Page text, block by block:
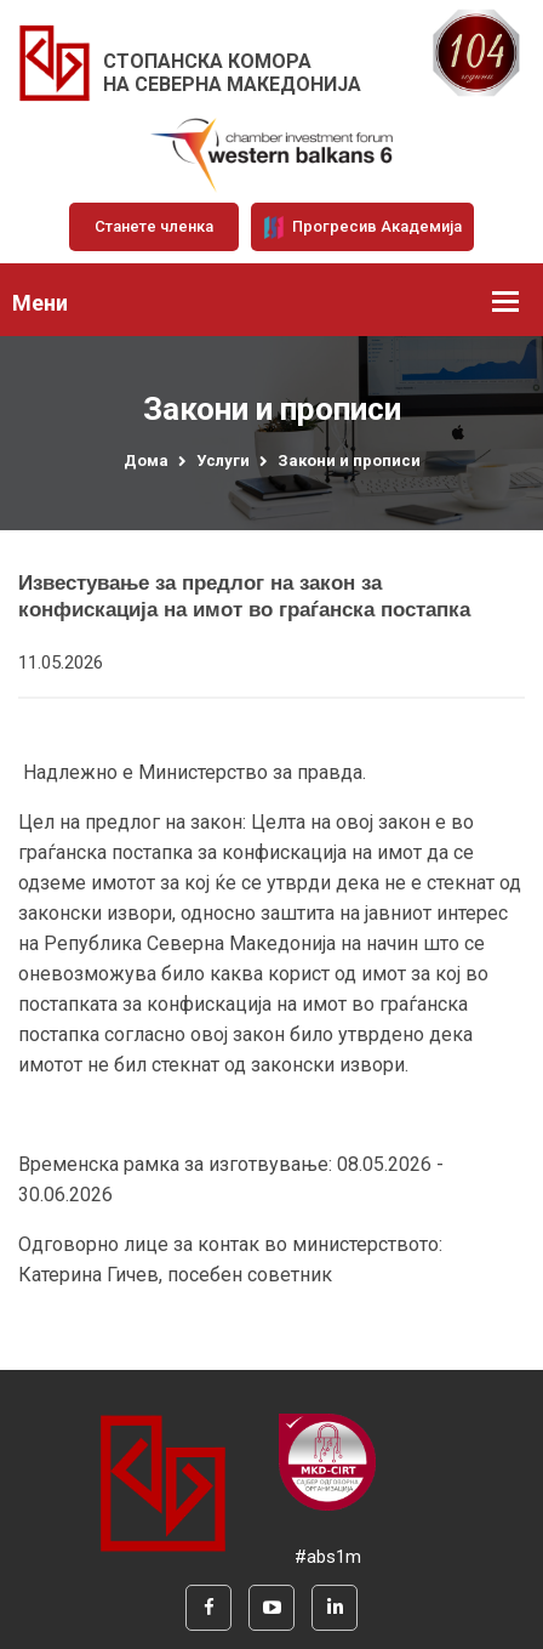
СТОПАНСКА КОМОРА
НА СЕВЕРНА МАКЕДОНИЈА
Станете членка Прогресив Академија
Мени
Закони и прописи
Дома Услуги Закони и прописи
Известување за предлог на закон за
конфискација на имот во граѓанска постапка
11.05.2026
Надлежно е Министерство за правда.
Цел на предлог на закон: Целта на овој закон е во
граѓанска постапка за конфискација на имот да се
одземе имотот за кој ќе се утврди дека не е стекнат од
законски извори, односно заштита на јавниот интерес
на Република Северна Македонија на начин што се
оневозможува било каква корист од имот за кој во
постапката за конфискација на имот во граѓанска
постапка согласно овој закон било утврдено дека
имотот не бил стекнат од законски извори.
Временска рамка за изготвување: 08.05.2026 -
30.06.2026
Одговорно лице за контак во министерството:
Катерина Гичев, посебен советник
#abs1m